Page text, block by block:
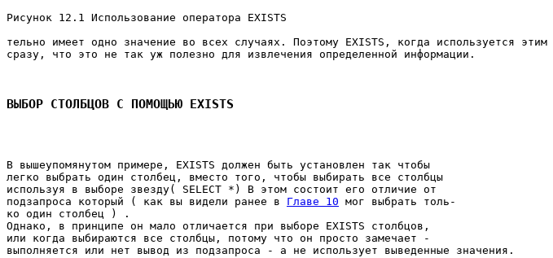
Рисунок 12.1 Использование оператора EXISTS
тельно имеет одно значение во всех случаях. Поэтому EXISTS, когда используется
сразу, что это не так уж полезно для извлечения определенной информации.
ВЫБОР СТОЛБЦОВ С ПОМОЩЬЮ EXISTS
В вышеупомянутом примере, EXISTS должен быть установлен так чтобы
легко выбрать один столбец, вместо того, чтобы выбирать все столбцы
используя в выборе звезду( SELECT *) В этом состоит его отличие от
подзапроса который ( как вы видели ранее в Главе 10 мог выбрать толь-
ко один столбец ) .
Однако, в принципе он мало отличается при выборе EXISTS столбцов,
или когда выбираются все столбцы, потому что он просто замечает -
выполняется или нет вывод из подзапроса - а не использует выведенные значения.